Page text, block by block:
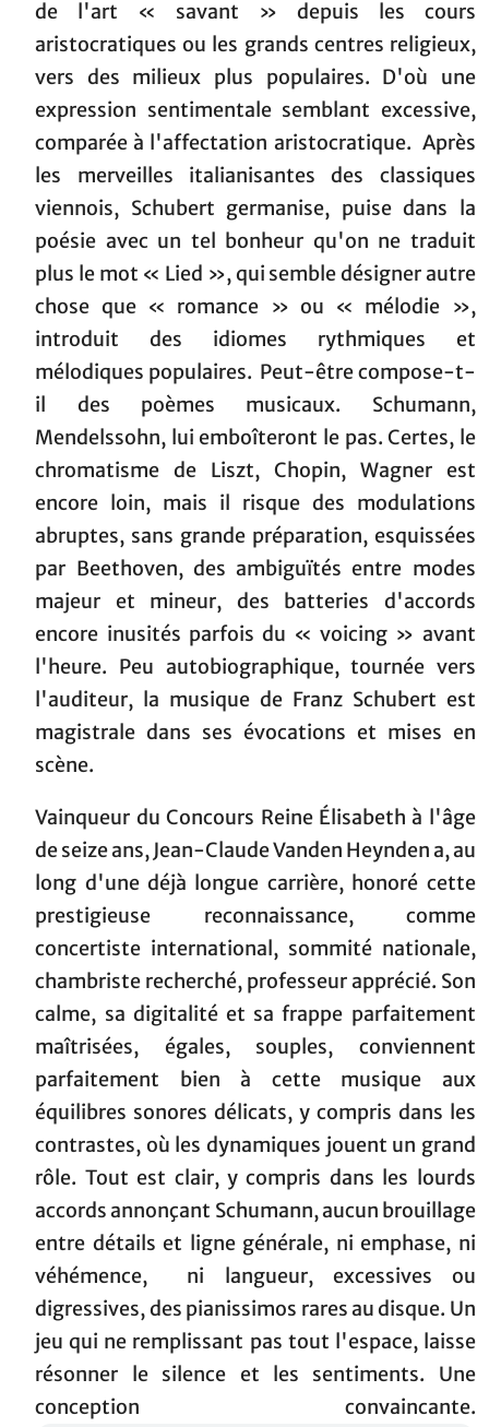
de l'art « savant » depuis les cours
aristocratiques ou les grands centres religieux,
vers des milieux plus populaires. D'où une
expression sentimentale semblant excessive,
comparée à l'affectation aristocratique. Après
les merveilles italianisantes des classiques
viennois, Schubert germanise, puise dans la
poésie avec un tel bonheur qu'on ne traduit
plus le mot « Lied », qui semble désigner autre
chose que « romance » ou « mélodie »,
introduit des idiomes rythmiques et
mélodiques populaires. Peut-être compose-t-
il des poèmes musicaux. Schumann,
Mendelssohn, lui emboîteront le pas. Certes, le
chromatisme de Liszt, Chopin, Wagner est
encore loin, mais il risque des modulations
abruptes, sans grande préparation, esquissées
par Beethoven, des ambiguïtés entre modes
majeur et mineur, des batteries d'accords
encore inusités parfois du « voicing » avant
l'heure. Peu autobiographique, tournée vers
l'auditeur, la musique de Franz Schubert est
magistrale dans ses évocations et mises en
scène.
Vainqueur du Concours Reine Élisabeth à l'âge
de seize ans, Jean-Claude Vanden Heynden a, au
long d'une déjà longue carrière, honoré cette
prestigieuse reconnaissance, comme
concertiste international, sommité nationale,
chambriste recherché, professeur apprécié. Son
calme, sa digitalité et sa frappe parfaitement
maîtrisées, égales, souples, conviennent
parfaitement bien à cette musique aux
équilibres sonores délicats, y compris dans les
contrastes, où les dynamiques jouent un grand
rôle. Tout est clair, y compris dans les lourds
accords annonçant Schumann, aucun brouillage
entre détails et ligne générale, ni emphase, ni
véhémence, ni langueur, excessives ou
digressives, des pianissimos rares au disque. Un
jeu qui ne remplissant pas tout l'espace, laisse
résonner le silence et les sentiments. Une
conception convaincante.